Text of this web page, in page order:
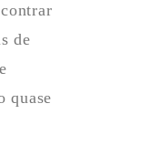
de
quase